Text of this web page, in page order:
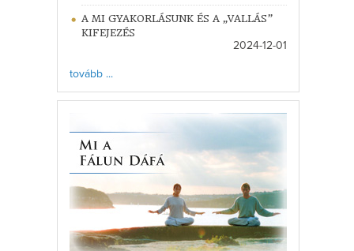
A MI GYAKORLÁSUNK ÉS A „VALLÁS”
KIFEJEZÉS
2024-12-01
tovább ...